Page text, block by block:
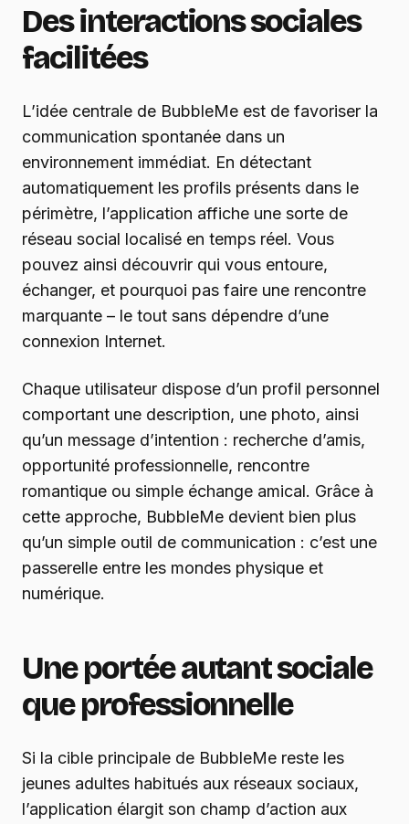
Des interactions sociales
facilitées
L’idée centrale de BubbleMe est de favoriser la
communication spontanée dans un
environnement immédiat. En détectant
automatiquement les profils présents dans le
périmètre, l’application affiche une sorte de
réseau social localisé en temps réel. Vous
pouvez ainsi découvrir qui vous entoure,
échanger, et pourquoi pas faire une rencontre
marquante – le tout sans dépendre d’une
connexion Internet.
Chaque utilisateur dispose d’un profil personnel
comportant une description, une photo, ainsi
qu’un message d’intention : recherche d’amis,
opportunité professionnelle, rencontre
romantique ou simple échange amical. Grâce à
cette approche, BubbleMe devient bien plus
qu’un simple outil de communication : c’est une
passerelle entre les mondes physique et
numérique.
Une portée autant sociale
que professionnelle
Si la cible principale de BubbleMe reste les
jeunes adultes habitués aux réseaux sociaux,
l’application élargit son champ d’action aux